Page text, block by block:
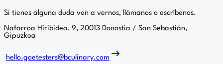
Si tienes alguna duda ven a vernos, llámanos o escríbenos.
Nafarroa Hiribidea, 9, 20013 Donostia / San Sebastián,
Gipuzkoa
hello.goetesters@bculinary.com